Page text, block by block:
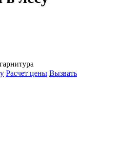
Расчет цены Вызвать